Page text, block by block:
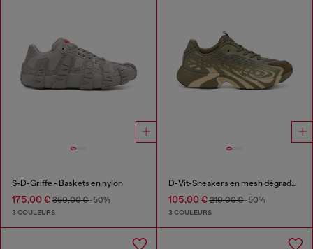
S-D-Griffe - Baskets en nylon
175,00 € 350,00 €-50%
3 COULEURS
D-Vit-Sneakers en mesh dégradé rayé
105,00 €210,00 €-50%
3 COULEURS